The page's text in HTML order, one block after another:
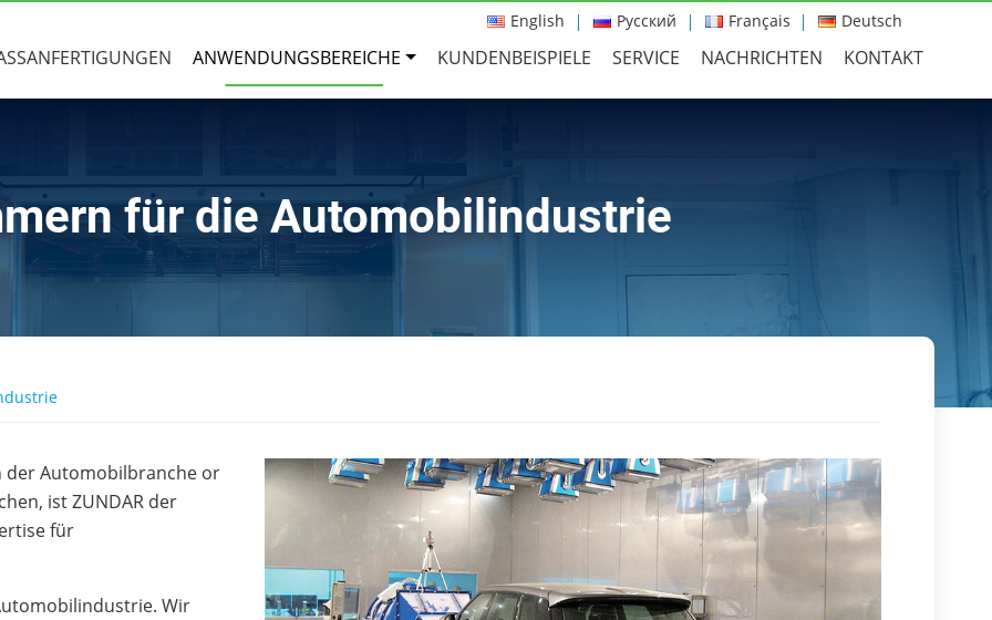
English Русский Français Deutsch
ANWENDUNGSBEREICHE KUNDENBEISPIELE SERVICE NACHRICHTEN KONTAKT
für die Automobilindustrie
der Automobilbranche or
ist ZUNDAR der
für
Wir